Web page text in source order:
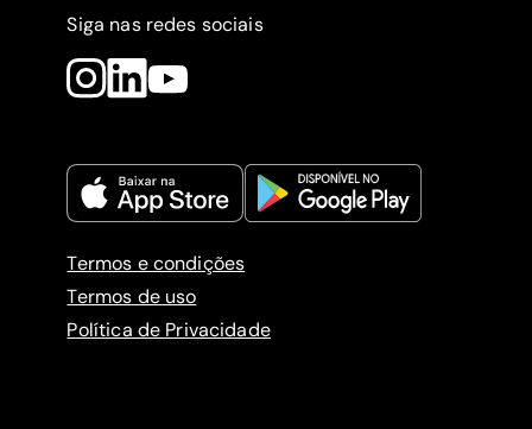
Siga nas redes sociais
Termos e condições
Termos de uso
Política de Privacidade